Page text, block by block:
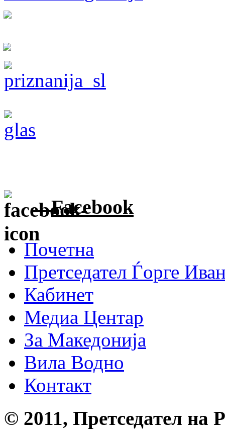
Facebook
Почетна
Претседател Ѓорге
Кабинет
Медиа Центар
За Македонија
Вила Водно
Контакт
© 2011, Претседател на